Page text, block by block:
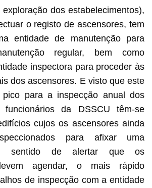
dos estabelecimentos),
o registo de ascensores, tem
entidade de manutenção para
regular, bem como
inspectora para proceder às
dos ascensores. E visto que este
para a inspecção anual dos
funcionários da DSSCU têm-se
cujos os ascensores ainda
para afixar uma
sentido de alertar que os
agendar, o mais rápido
de inspecção com a entidade